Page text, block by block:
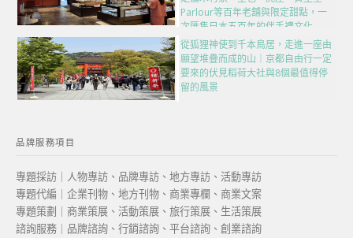
Parlour等百年老舖與限定甜點，一
次匯集日本五百年的伴手禮文化
從狐狸神使到千本鳥居，走進一座由
願望堆疊而成的山｜京都自由行一定
要來的伏見稻荷大社與8個最值得停
留的風景
品牌服務項目
專題採訪｜人物專訪、品牌專訪、地方專訪、活動專訪
專題代編｜企業刊物、地方刊物、商業專欄、商業文案
專題策劃｜商業策展、活動策展、旅行策展、生活策展
諮詢服務｜品牌諮詢、行銷諮詢、平台諮詢、創業諮詢